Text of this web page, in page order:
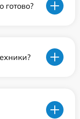
готово?